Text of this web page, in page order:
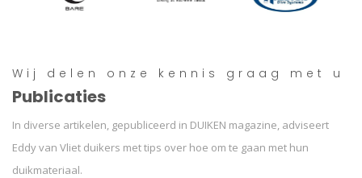
Wij delen onze kennis graag met u
Publicaties
In diverse artikelen, gepubliceerd in DUIKEN magazine, adviseert
Eddy van Vliet duikers met tips over hoe om te gaan met hun
duikmateriaal.